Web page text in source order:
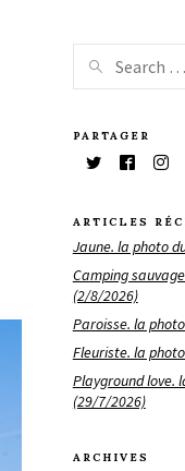
PARTAGER
ARTICLES
Jaune. la photo
Camping
(2/8/2026)
Paroisse. la
Fleuriste. la
Playground love.
(29/7/2026)
ARCHIVES